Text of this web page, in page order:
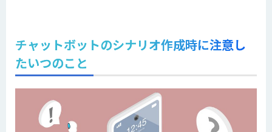
チャットボットのシナリオ作成時に注意し
たいつのこと